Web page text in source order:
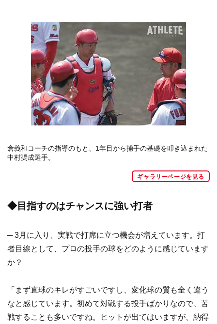
倉義和コーチの指導のもと、1年目から捕手の基礎を叩き込まれた
中村奨成選手。
ギャラリーページを見る
◆目指すのはチャンスに強い打者
─ 3月に入り、実戦で打席に立つ機会が増えています。打
者目線として、プロの投手の球をどのように感じています
か？
「まず直球のキレがすごいですし、変化球の質も全く違う
なと感じています。初めて対戦する投手ばかりなので、苦
戦することも多いですね。ヒットが出てはいますが、納得